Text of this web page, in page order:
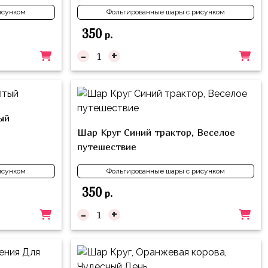
Фольгированные шары с рисунком
350 р.
- +
Шар Круг Синий трактор, Веселое
путешествие
Фольгированные шары с рисунком
350 р.
- +